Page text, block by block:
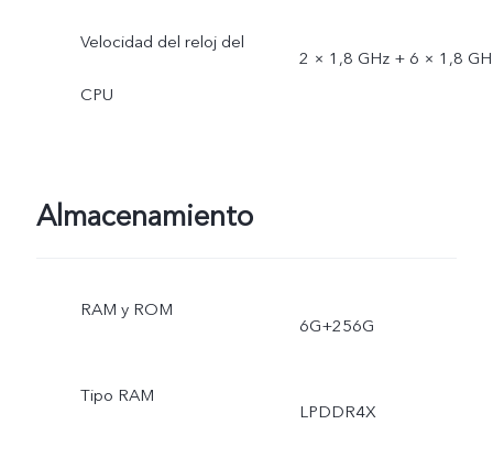
Velocidad del reloj del
CPU
2 × 1,8 GHz + 6 × 1,8
Almacenamiento
RAM y ROM
6G+256G
Tipo RAM
LPDDR4X